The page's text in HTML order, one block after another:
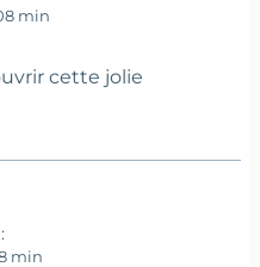
min
cette jolie
min